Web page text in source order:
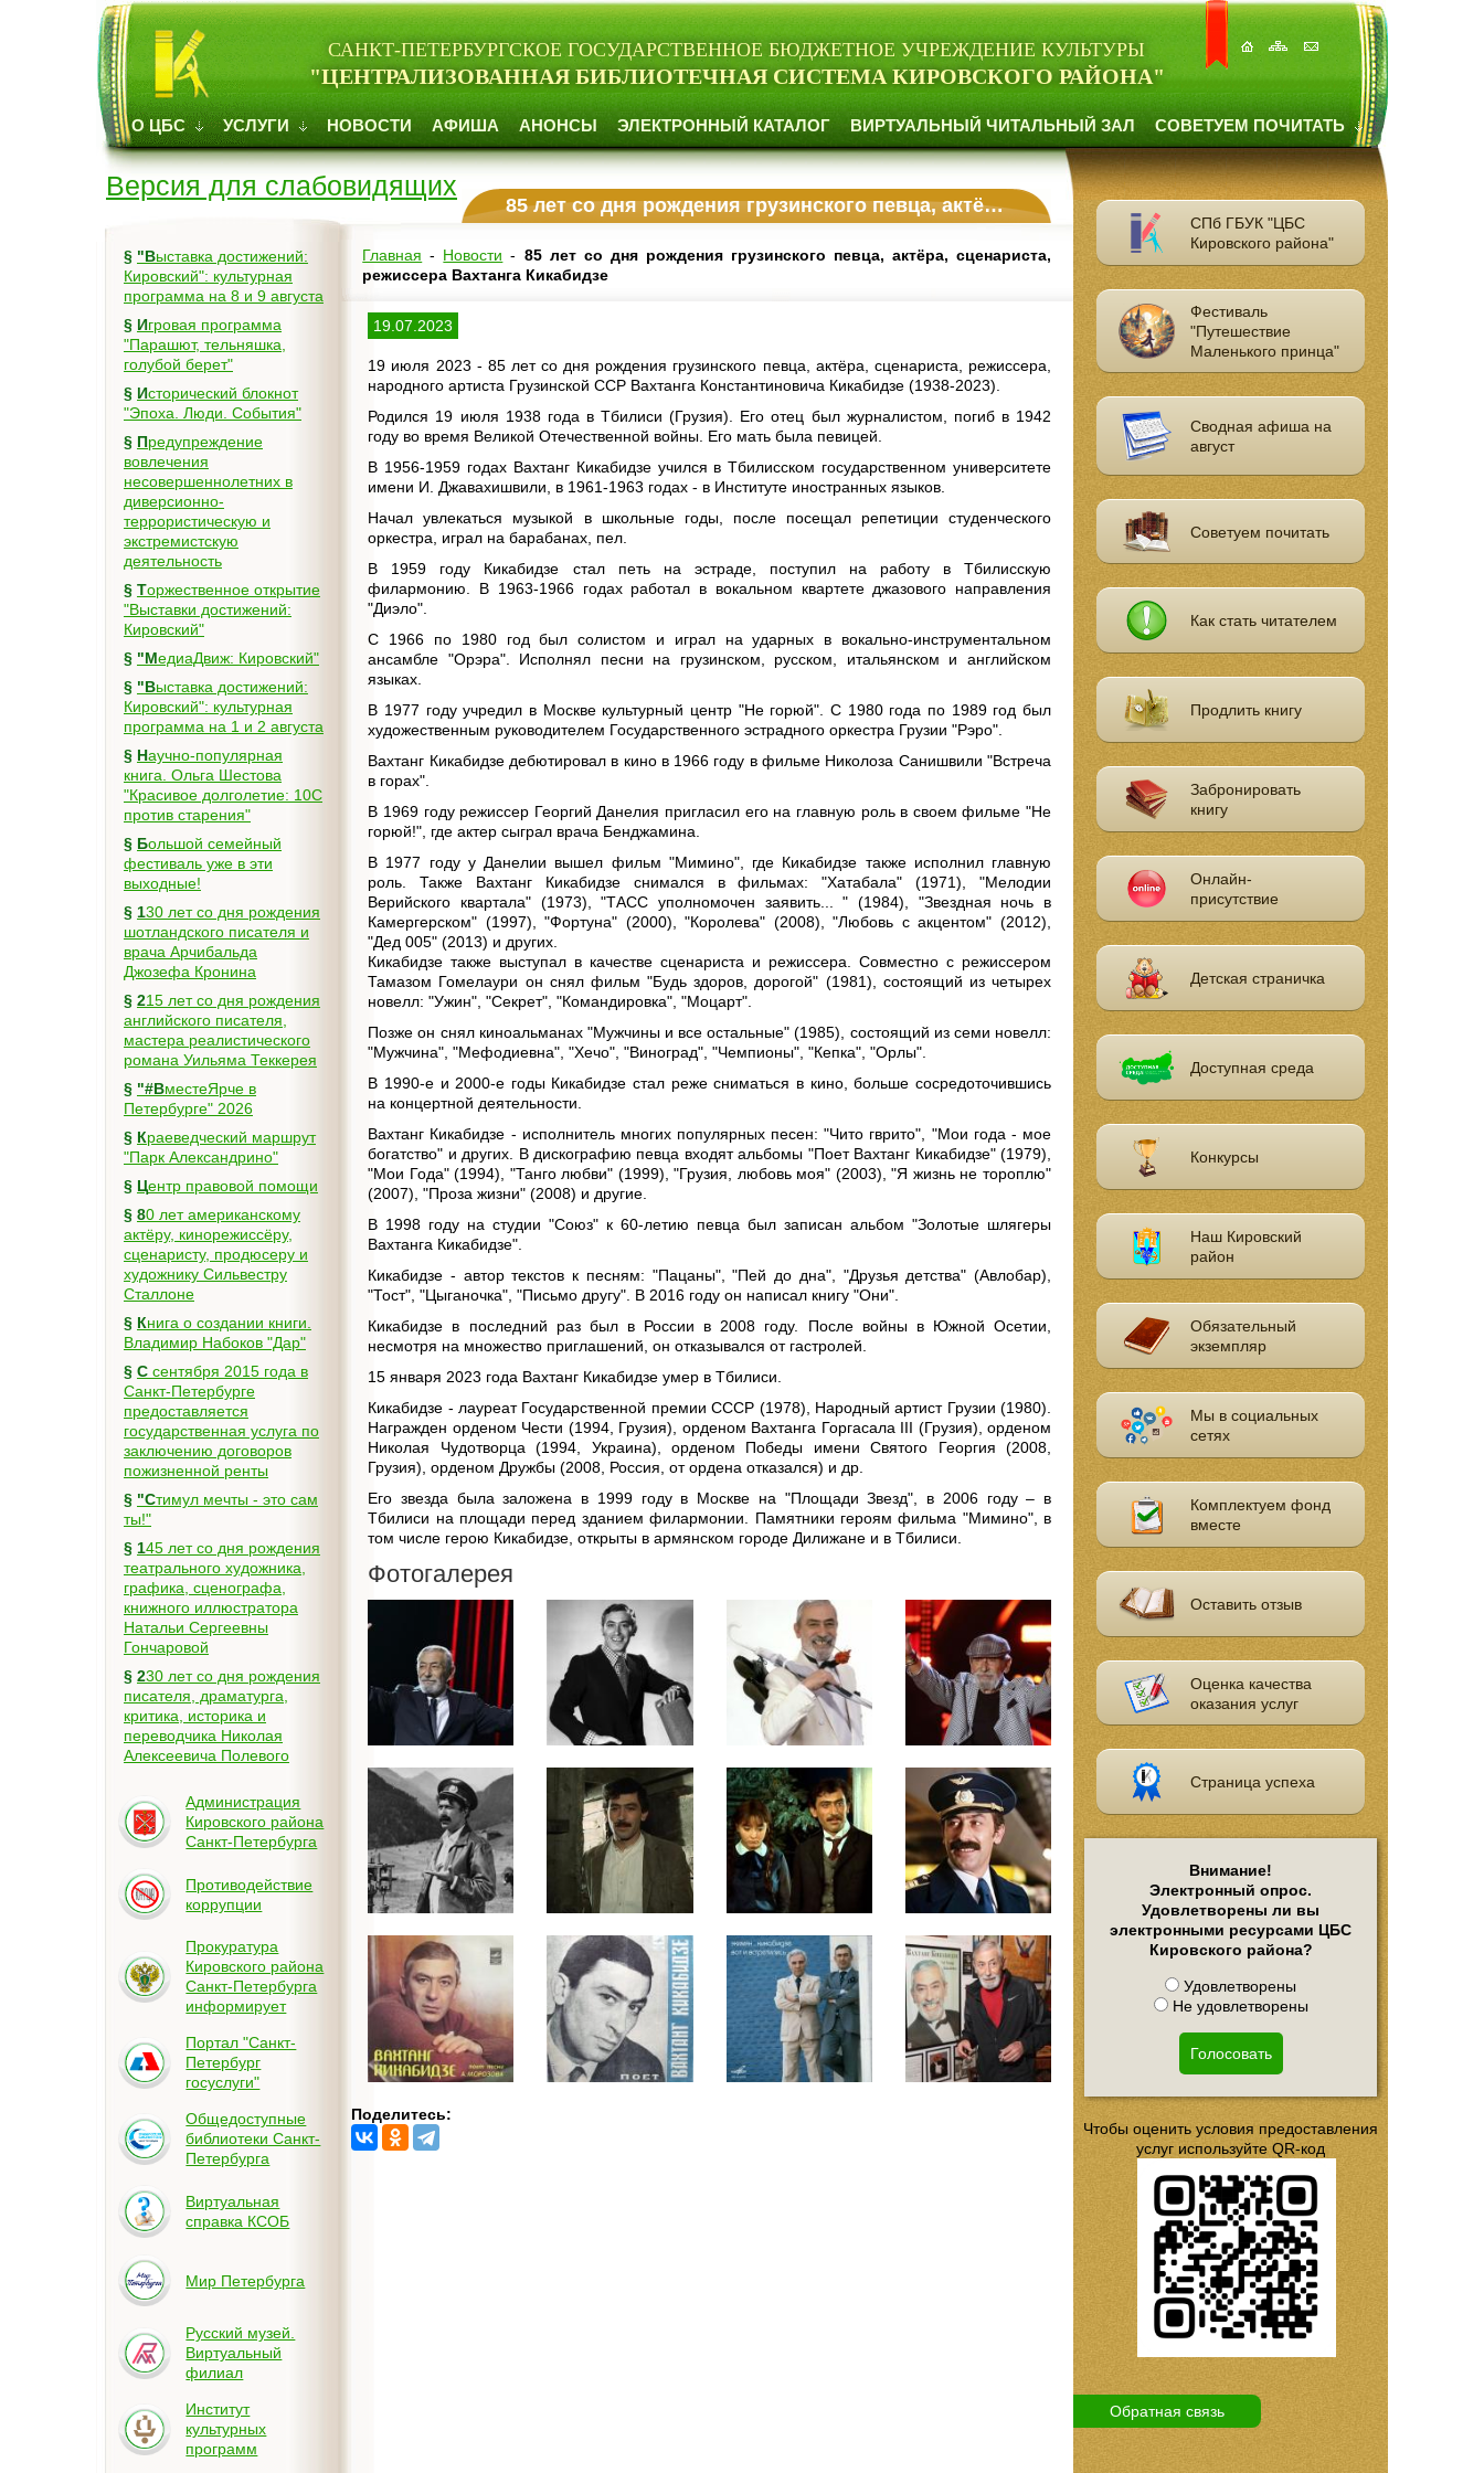
САНКТ-ПЕТЕРБУРГСКОЕ ГОСУДАРСТВЕННОЕ БЮДЖЕТНОЕ УЧРЕЖДЕНИЕ КУЛЬТУРЫ
"ЦЕНТРАЛИЗОВАННАЯ БИБЛИОТЕЧНАЯ СИСТЕМА КИРОВСКОГО РАЙОНА"
О ЦБС УСЛУГИ НОВОСТИ АФИША АНОНСЫ ЭЛЕКТРОННЫЙ КАТАЛОГ ВИРТУАЛЬНЫЙ ЧИТАЛЬНЫЙ ЗАЛ СОВЕТУЕМ ПОЧИТАТЬ
Версия для слабовидящих
§ "Выставка достижений:
Кировский": культурная
программа на 8 и 9 августа
§ Игровая программа
"Парашют, тельняшка,
голубой берет"
§ Исторический блокнот
"Эпоха. Люди. События"
§ Предупреждение
вовлечения
несовершеннолетних в
диверсионно-
террористическую и
экстремистскую
деятельность
§ Торжественное открытие
"Выставки достижений:
Кировский"
§
"МедиаДвиж: Кировский"
§ "Выставка достижений:
Кировский": культурная
программа на 1 и 2 августа
§ Научно-популярная
книга. Ольга Шестова
"Красивое долголетие: 10C
против старения"
§ Большой семейный
фестиваль уже в эти
выходные!
§ 130 лет со дня рождения
шотландского писателя и
врача Арчибальда
Джозефа Кронина
§ 215 лет со дня рождения
английского писателя,
мастера реалистического
романа Уильяма Теккерея
§ "#ВместеЯрче в
Петербурге" 2026
§ Краеведческий маршрут
"Парк Александрино"
§
Центр правовой помощи
§ 80 лет американскому
актёру, кинорежиссёру,
сценаристу, продюсеру и
художнику Сильвестру
Сталлоне
§ Книга о создании книги.
Владимир Набоков "Дар"
§ С сентября 2015 года в
Санкт-Петербурге
предоставляется
государственная услуга по
заключению договоров
пожизненной ренты
§ "Стимул мечты - это сам
ты!"
§ 145 лет со дня рождения
театрального художника,
графика, сценографа,
книжного иллюстратора
Натальи Сергеевны
Гончаровой
§ 230 лет со дня рождения
писателя, драматурга,
критика, историка и
переводчика Николая
Алексеевича Полевого
Администрация
Кировского района
Санкт-Петербурга
Противодействие
коррупции
Прокуратура
Кировского района
Санкт-Петербурга
информирует
Портал "Санкт-
Петербург
госуслуги"
Общедоступные
библиотеки Санкт-
Петербурга
Виртуальная
справка КСОБ
Мир Петербурга
Русский музей.
Виртуальный
филиал
Институт
культурных
программ
85 лет со дня рождения грузинского певца, актёра, сценариста, режиссера Вахтанга Кикабидзе
Главная - Новости - 85 лет со дня рождения грузинского певца, актёра, сценариста,
режиссера Вахтанга Кикабидзе
19.07.2023
19 июля 2023 - 85 лет со дня рождения грузинского певца, актёра, сценариста, режиссера,
народного артиста Грузинской ССР Вахтанга Константиновича Кикабидзе (1938-2023).
Родился 19 июля 1938 года в Тбилиси (Грузия). Его отец был журналистом, погиб в 1942
году во время Великой Отечественной войны. Его мать была певицей.
В 1956-1959 годах Вахтанг Кикабидзе учился в Тбилисском государственном университете
имени И. Джавахишвили, в 1961-1963 годах - в Институте иностранных языков.
Начал увлекаться музыкой в школьные годы, после посещал репетиции студенческого
оркестра, играл на барабанах, пел.
В 1959 году Кикабидзе стал петь на эстраде, поступил на работу в Тбилисскую
филармонию. В 1963-1966 годах работал в вокальном квартете джазового направления
"Диэло".
С 1966 по 1980 год был солистом и играл на ударных в вокально-инструментальном
ансамбле "Орэра". Исполнял песни на грузинском, русском, итальянском и английском
языках.
В 1977 году учредил в Москве культурный центр "Не горюй". С 1980 года по 1989 год был
художественным руководителем Государственного эстрадного оркестра Грузии "Рэро".
Вахтанг Кикабидзе дебютировал в кино в 1966 году в фильме Николоза Санишвили "Встреча
в горах".
В 1969 году режиссер Георгий Данелия пригласил его на главную роль в своем фильме "Не
горюй!", где актер сыграл врача Бенджамина.
В 1977 году у Данелии вышел фильм "Мимино", где Кикабидзе также исполнил главную
роль. Также Вахтанг Кикабидзе снимался в фильмах: "Хатабала" (1971), "Мелодии
Верийского квартала" (1973), "ТАСС уполномочен заявить... " (1984), "Звездная ночь в
Камергерском" (1997), "Фортуна" (2000), "Королева" (2008), "Любовь с акцентом" (2012),
"Дед 005" (2013) и других.
Кикабидзе также выступал в качестве сценариста и режиссера. Совместно с режиссером
Тамазом Гомелаури он снял фильм "Будь здоров, дорогой" (1981), состоящий из четырех
новелл: "Ужин", "Секрет", "Командировка", "Моцарт".
Позже он снял киноальманах "Мужчины и все остальные" (1985), состоящий из семи новелл:
"Мужчина", "Мефодиевна", "Хечо", "Виноград", "Чемпионы", "Кепка", "Орлы".
В 1990-е и 2000-е годы Кикабидзе стал реже сниматься в кино, больше сосредоточившись
на концертной деятельности.
Вахтанг Кикабидзе - исполнитель многих популярных песен: "Чито гврито", "Мои года - мое
богатство" и других. В дискографию певца входят альбомы "Поет Вахтанг Кикабидзе" (1979),
"Мои Года" (1994), "Танго любви" (1999), "Грузия, любовь моя" (2003), "Я жизнь не тороплю"
(2007), "Проза жизни" (2008) и другие.
В 1998 году на студии "Союз" к 60-летию певца был записан альбом "Золотые шлягеры
Вахтанга Кикабидзе".
Кикабидзе - автор текстов к песням: "Пацаны", "Пей до дна", "Друзья детства" (Авлобар),
"Тост", "Цыганочка", "Письмо другу". В 2016 году он написал книгу "Они".
Кикабидзе в последний раз был в России в 2008 году. После войны в Южной Осетии,
несмотря на множество приглашений, он отказывался от гастролей.
15 января 2023 года Вахтанг Кикабидзе умер в Тбилиси.
Кикабидзе - лауреат Государственной премии СССР (1978), Народный артист Грузии (1980).
Награжден орденом Чести (1994, Грузия), орденом Вахтанга Горгасала III (Грузия), орденом
Николая Чудотворца (1994, Украина), орденом Победы имени Святого Георгия (2008,
Грузия), орденом Дружбы (2008, Россия, от ордена отказался) и др.
Его звезда была заложена в 1999 году в Москве на "Площади Звезд", в 2006 году – в
Тбилиси на площади перед зданием филармонии. Памятники героям фильма "Мимино", в
том числе герою Кикабидзе, открыты в армянском городе Дилижане и в Тбилиси.
Фотогалерея
Поделитесь:
СПб ГБУК "ЦБС
Кировского района"
Фестиваль
"Путешествие
Маленького принца"
Сводная афиша на
август
Советуем почитать
Как стать читателем
Продлить книгу
Забронировать
книгу
Онлайн-
присутствие
Детская страничка
Доступная среда
Конкурсы
Наш Кировский
район
Обязательный
экземпляр
Мы в социальных
сетях
Комплектуем фонд
вместе
Оставить отзыв
Оценка качества
оказания услуг
Страница успеха
Внимание!
Электронный опрос.
Удовлетворены ли вы
электронными ресурсами ЦБС
Кировского района?
Удовлетворены
Не удовлетворены
Голосовать
Чтобы оценить условия предоставления
услуг используйте QR-код
Обратная связь